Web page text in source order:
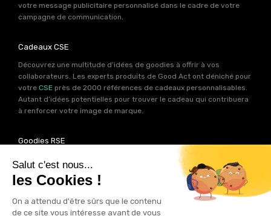
votre message publicitaire personnalisé dans le cadre de votre
campagne de communication.
Cadeaux CSE
Découvrez une multitude d’idées de goodies à offrir à vos
collaborateurs. Les experts produits de Good Act ont déniché pour
votre CSE près de 2000 références de cadeaux personnalisables.
Autant d’idées potentielles pour trouver le cadeau qui contribuera
à renforcer votre image de marque.
Goodies RSE
Vous souhaitez communiquer en accord avec vos valeurs ? Ca
tombe bien ! Un grand nombre de produits présents sur Good Act
sont fabriqués en France et en Europe.
Notre sélection RSEvous
permet de trouver un goodies parfait pour votre campagne de
communication. Des produits fabriqués avec amour dans de